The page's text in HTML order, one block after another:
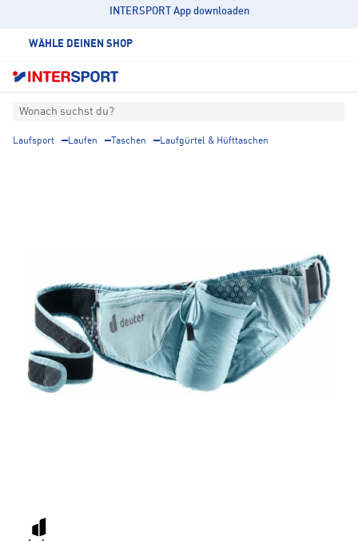
INTERSPORT App downloaden
WÄHLE DEINEN SHOP
Wonach suchst du?
Laufsport Laufen Taschen Laufgürtel & Hüfttaschen